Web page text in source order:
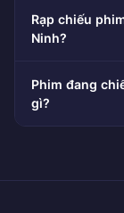
Rạp chiếu
Ninh?
Phim đang
gì?